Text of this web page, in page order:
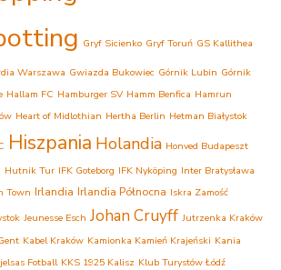
Gryf Sicienko Gryf Toruń GS Kallithea
Warszawa Gwiazda Bukowiec Górnik Lubin Górnik
Hallam FC Hamburger SV Hamm Benfica Hamrun
Heart of Midlothian Hertha Berlin Hetman Białystok
Hiszpania Holandia Honved Budapeszt
Hutnik Tur IFK Goteborg IFK Nyköping Inter Bratysława
Town Irlandia Irlandia Północna Iskra Zamość
Jeunesse Esch Johan Cruyff Jutrzenka Kraków
Kabel Kraków Kamionka Kamień Krajeński Kania
Fotball KKS 1925 Kalisz Klub Turystów Łódź